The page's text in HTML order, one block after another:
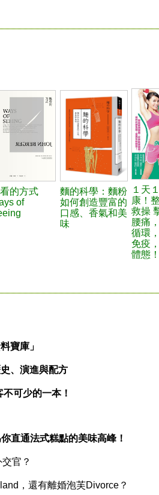
的方式
of
麵的科學：麵粉
如何創造豐富的
口感、香氣和美
味
１天
康！
救操
腰痛
循環
免疫
體態！
寶庫」
、演進與配方
可少的一本！
通法式糕點的美味高峰！
官？
，還有離婚泡芙Divorce？